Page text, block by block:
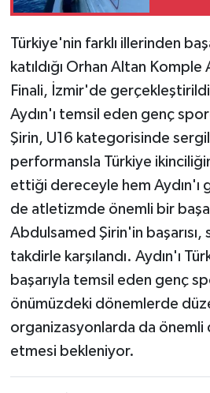
Türkiye'nin farklı illerinden
katıldığı Orhan Altan
Finali, İzmir'de
Aydın'ı temsil eden genç
Şirin, U16 kategorisinde
performansla Türkiye
ettiği dereceyle hem Aydın'ı
de atletizmde önemli bir
Abdulsamed Şirin'in başarısı,
takdirle karşılandı. Aydın'ı
başarıyla temsil eden genç
önümüzdeki dönemlerde
organizasyonlarda da önemli
etmesi bekleniyor.
Yaşam